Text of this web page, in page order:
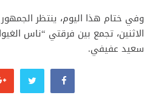
وفي ختام هذا اليوم، ينتظر
الاثنين، تجمع بين فرقتي “ناس
سعيد عفيفي.